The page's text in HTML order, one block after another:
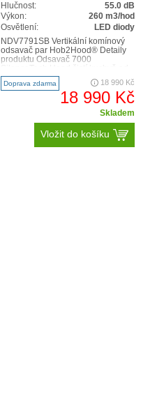
Hlučnost:
55.0 dB
Výkon:
260 m3/hod
Osvětlení:
LED diody
NDV7791SB Vertikální komínový
odsavač par Hob2Hood® Detaily
produktu Odsavač 7000
nepříjemného pachu při vařen..
Doprava zdarma 18 990 Kč
18 990 Kč
Skladem
Vložit do košíku